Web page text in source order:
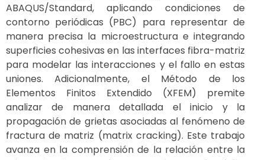
ABAQUS/Standard, aplicando condiciones de
contorno periódicas (PBC) para representar de
manera precisa la microestructura e integrando
superficies cohesivas en las interfaces fibra-matriz
para modelar las interacciones y el fallo en estas
uniones. Adicionalmente, el Método de los
Elementos Finitos Extendido (XFEM) premite
analizar de manera detallada el inicio y la
propagación de grietas asociadas al fenómeno de
fractura de matriz (matrix cracking). Este trabajo
avanza en la comprensión de la relación entre la